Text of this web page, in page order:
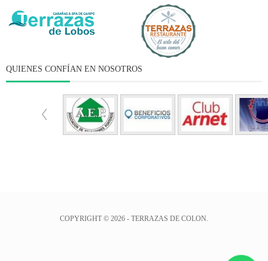
QUIENES CONFÍAN EN NOSOTROS
COPYRIGHT © 2026 - TERRAZAS DE COLON.